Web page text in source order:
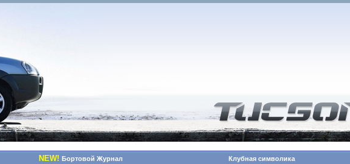
NEW! Бортовой Журнал Клубная символика